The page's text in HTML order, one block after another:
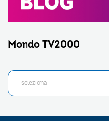
Mondo TV2000